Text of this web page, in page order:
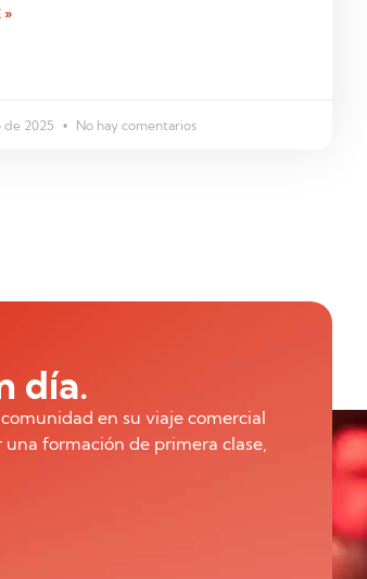
»
de 2025 No hay comentarios
día.
en su viaje comercial
formación de primera clase,